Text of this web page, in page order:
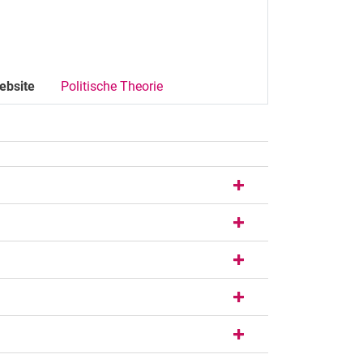
Politische Theorie